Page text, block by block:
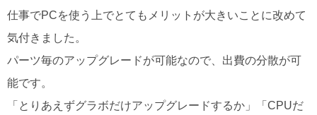
仕事でPCを使う上でとてもメリットが大きいことに改めて
気付きました。
パーツ毎のアップグレードが可能なので、出費の分散が可
能です。
「とりあえずグラボだけアップグレードするか」「CPUだ